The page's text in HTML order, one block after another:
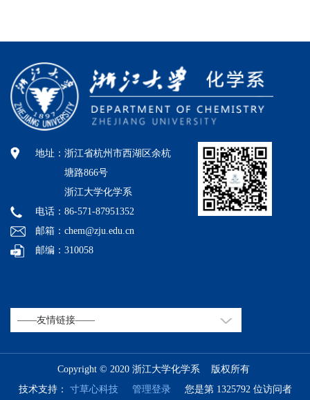
地址： 浙江省杭州市西湖区余杭
塘路866号
浙江大学化学系
电话：86-571-87951352
邮箱：chem@zju.edu.cn
邮编：310058
Copyright © 2020 浙江大学化学系 版权所有
技术支持： 寸草心科技 管理登录 您是第 1325792 位访问者